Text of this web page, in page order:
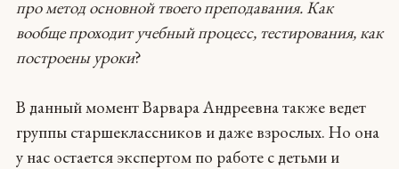
про метод основной твоего преподавания. Как
вообще проходит учебный процесс, тестирования, как
построены уроки?
В данный момент Варвара Андреевна также ведет
группы старшеклассников и даже взрослых. Но она
у нас остается экспертом по работе с детьми и